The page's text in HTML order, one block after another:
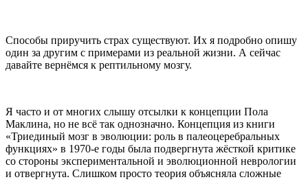
Способы приручить страх существуют. Их я подробно опишу
один за другим с примерами из реальной жизни. А сейчас
давайте вернёмся к рептильному мозгу.
Я часто и от многих слышу отсылки к концепции Пола
Маклина, но не всё так однозначно. Концепция из книги
«Триединый мозг в эволюции: роль в палеоцеребральных
функциях» в 1970-е годы была подвергнута жёсткой критике
со стороны экспериментальной и эволюционной неврологии
и отвергнута. Слишком просто теория объясняла сложные